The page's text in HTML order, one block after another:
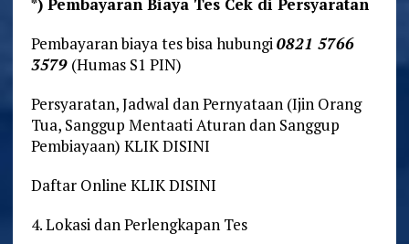
*) Pembayaran Biaya Tes Cek di Persyaratan
Pembayaran biaya tes bisa hubungi0821 5766
3579(Humas S1 PIN)
Persyaratan, Jadwal dan Pernyataan (Ijin Orang
Tua, Sanggup Mentaati Aturan dan Sanggup
Pembiayaan) KLIK DISINI
Daftar Online KLIK DISINI
4. Lokasi dan Perlengkapan Tes